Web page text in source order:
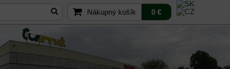
Nákupný košík 0 €